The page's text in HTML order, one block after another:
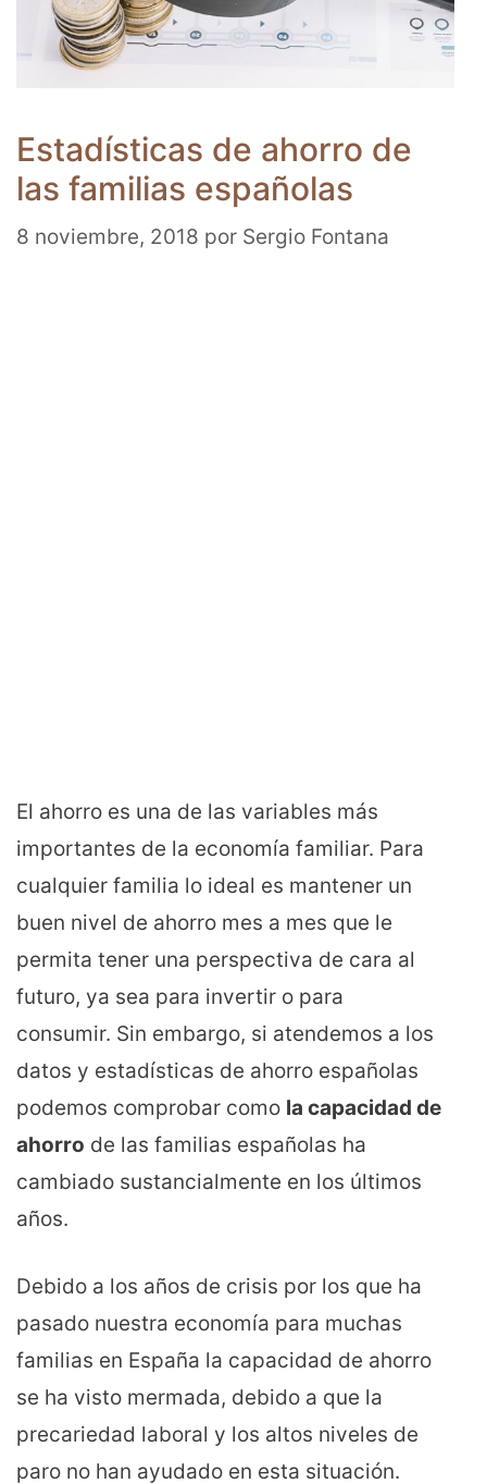
Estadísticas de ahorro de
las familias españolas
8 noviembre, 2018 por Sergio Fontana
El ahorro es una de las variables más
importantes de la economía familiar. Para
cualquier familia lo ideal es mantener un
buen nivel de ahorro mes a mes que le
permita tener una perspectiva de cara al
futuro, ya sea para invertir o para
consumir. Sin embargo, si atendemos a los
datos y estadísticas de ahorro españolas
podemos comprobar como la capacidad de
ahorro de las familias españolas ha
cambiado sustancialmente en los últimos
años.
Debido a los años de crisis por los que ha
pasado nuestra economía para muchas
familias en España la capacidad de ahorro
se ha visto mermada, debido a que la
precariedad laboral y los altos niveles de
paro no han ayudado en esta situación.